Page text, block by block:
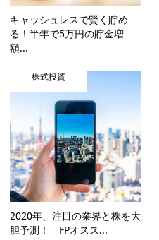
キャッシュレスで賢く貯め
る！半年で5万円の貯金増
額...
株式投資
2020年、注目の業界と株を大
胆予測！ FPオスス...